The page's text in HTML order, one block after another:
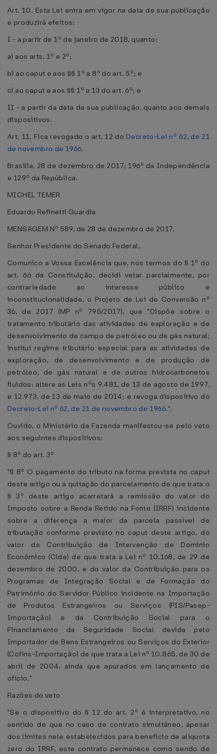
Art. 10. Esta Lei entra em vigor na data de sua publicação
e produzirá efeitos:
I - a partir de 1º de janeiro de 2018, quanto:
a) aos arts. 1º e 2º;
b) ao caput e aos §§ 1º a 8º do art. 5º; e
c) ao caput e aos §§ 1º a 13 do art. 6º; e
II - a partir da data de sua publicação, quanto aos demais
dispositivos.
Art. 11. Fica revogado o art. 12 do Decreto-Lei nº 62, de 21
de novembro de 1966.
Brasília, 28 de dezembro de 2017; 196º da Independência
e 129º da República.
MICHEL TEMER
Eduardo Refinetti Guardia
MENSAGEM Nº 589, de 28 de dezembro de 2017.
Senhor Presidente do Senado Federal,
Comunico a Vossa Excelência que, nos termos do § 1º do
art. 66 da Constituição, decidi vetar parcialmente, por
contrariedade ao interesse público e
inconstitucionalidade, o Projeto de Lei de Conversão nº
36, de 2017 (MP nº 795/2017), que "Dispõe sobre o
tratamento tributário das atividades de exploração e de
desenvolvimento de campo de petróleo ou de gás natural;
institui regime tributário especial para as atividades de
exploração, de desenvolvimento e de produção de
petróleo, de gás natural e de outros hidrocarbonetos
fluidos; altera as Leis nºs 9.481, de 13 de agosto de 1997,
e 12.973, de 13 de maio de 2014; e revoga dispositivo do
Decreto-Lei nº 62, de 21 de novembro de 1966.".
Ouvido, o Ministério da Fazenda manifestou-se pelo veto
aos seguintes dispositivos:
§ 8º do art. 3º
"§ 8º O pagamento do tributo na forma prevista no caput
deste artigo ou a quitação do parcelamento de que trata o
§ 3º deste artigo acarretará a remissão do valor do
Imposto sobre a Renda Retido na Fonte (IRRF) incidente
sobre a diferença a maior da parcela passível de
tributação conforme previsto no caput deste artigo, do
valor da Contribuição de Intervenção de Domínio
Econômico (Cide) de que trata a Lei nº 10.168, de 29 de
dezembro de 2000, e do valor da Contribuição para os
Programas de Integração Social e de Formação do
Patrimônio do Servidor Público incidente na Importação
de Produtos Estrangeiros ou Serviços (PIS/Pasep-
Importação) e da Contribuição Social para o
Financiamento da Seguridade Social devida pelo
Importador de Bens Estrangeiros ou Serviços do Exterior
(Cofins-Importação) de que trata a Lei nº 10.865, de 30 de
abril de 2004, ainda que apurados em lançamento de
ofício."
Razões do veto
"Se o dispositivo do § 12 do art. 2º é interpretativo, no
sentido de que no caso de contrato simultâneo, apesar
dos limites nele estabelecidos para benefício de alíquota
zero do IRRF, este contrato permanece como sendo de